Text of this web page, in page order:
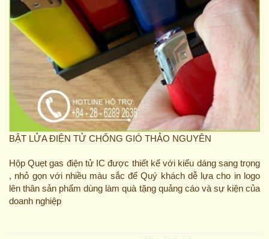
BẬT LỬA ĐIỆN TỬ CHỐNG GIÓ THẢO NGUYÊN
Hộp Quẹt gas điện tử IC được thiết kế với kiểu dáng sang trọng
, nhỏ gọn với nhiều màu sắc để Quý khách dễ lựa cho in logo
lên thân sản phẩm dùng làm quà tặng quảng cáo và sự kiện của
doanh nghiệp